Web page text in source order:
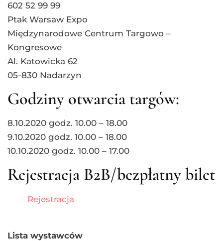
602 52 99 99
Ptak Warsaw Expo
Międzynarodowe Centrum Targowo –
Kongresowe
Al. Katowicka 62
05-830 Nadarzyn
Godziny otwarcia targów:
8.10.2020 godz. 10.00 – 18.00
9.10.2020 godz. 10.00 – 18.00
10.10.2020 godz. 10.00 – 17.00
Rejestracja B2B/bezpłatny bilet
Rejestracja
Lista wystawców